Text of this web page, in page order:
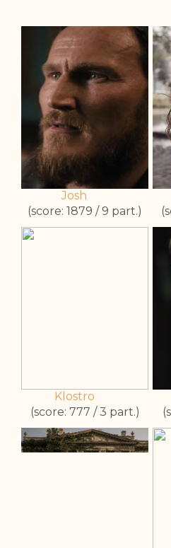
Josh
(score: 1879 / 9 part.)
Klostro
(score: 777 / 3 part.)